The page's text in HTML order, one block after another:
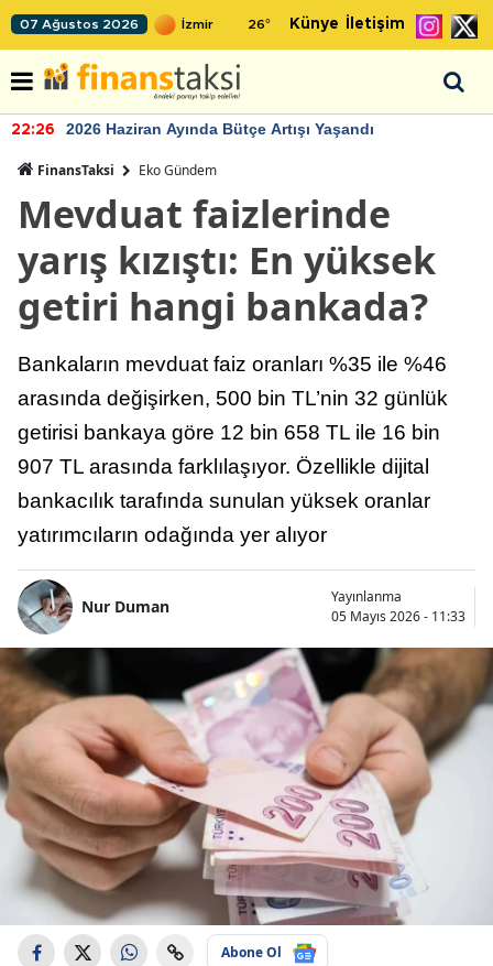
07 Ağustos 2026 26° Künye İletişim
22:26 2026 Haziran Ayında Bütçe Artışı Yaşandı
FinansTaksi Eko Gündem
Mevduat faizlerinde
yarış kızıştı: En yüksek
getiri hangi bankada?
Bankaların mevduat faiz oranları %35 ile %46
arasında değişirken, 500 bin TL’nin 32 günlük
getirisi bankaya göre 12 bin 658 TL ile 16 bin
907 TL arasında farklılaşıyor. Özellikle dijital
bankacılık tarafında sunulan yüksek oranlar
yatırımcıların odağında yer alıyor
Nur Duman
Yayınlanma
05 Mayıs 2026 - 11:33
Abone Ol